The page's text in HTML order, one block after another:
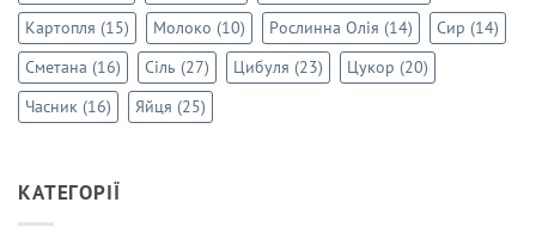
Картопля (15) Молоко (10) Рослинна Олія (14) Сир (14)
Сметана (16) Сіль (27) Цибуля (23) Цукор (20)
Часник (16) Яйця (25)
КАТЕГОРІЇ